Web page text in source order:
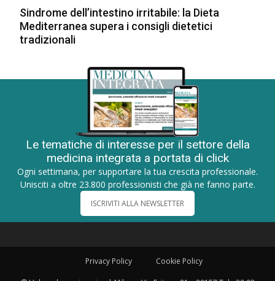
Sindrome dell’intestino irritabile: la Dieta
Mediterranea supera i consigli dietetici
tradizionali
Le tematiche di interesse per il settore della
medicina integrata a portata di click
Ogni settimana, per supportare la tua crescita professionale.
Unisciti a oltre 23.800 professionisti che già ne fanno parte.
ISCRIVITI ALLA NEWSLETTER
Privacy Policy Cookie Policy